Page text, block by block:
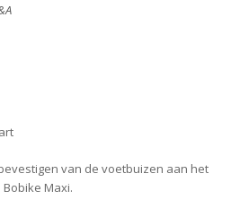
van de voetbuizen aan het
Maxi.